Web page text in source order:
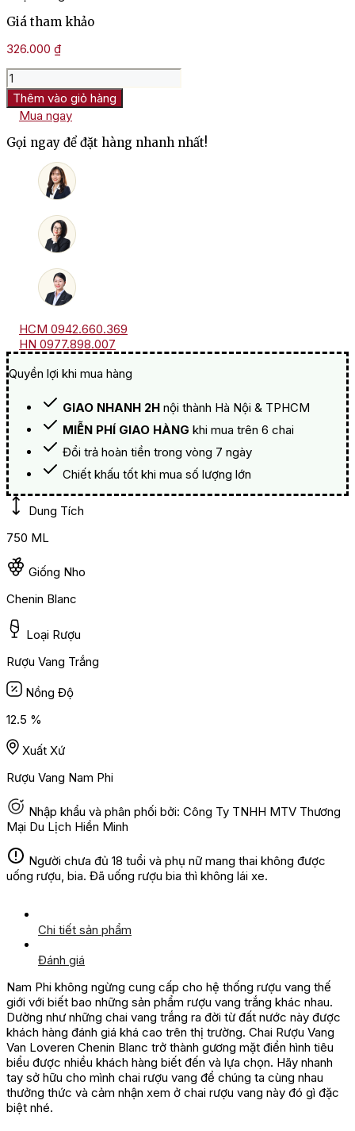
Giá tham khảo
326.000 ₫
Rượu
Vang
Nam
Phi
Van
Loveren
Chenin
Thêm vào giỏ hàng
Mua ngay
Gọi ngay để đặt hàng nhanh nhất!
HCM 0942.660.369
HN 0977.898.007
Quyền lợi khi mua hàng
GIAO NHANH 2H nội thành Hà Nội & TPHCM
MIỄN PHÍ GIAO HÀNG khi mua trên 6 chai
Đổi trả hoàn tiền trong vòng 7 ngày
Chiết khấu tốt khi mua số lượng lớn
Dung Tích
750 ML
Giống Nho
Chenin Blanc
Loại Rượu
Rượu Vang Trắng
Nồng Độ
12.5 %
Xuất Xứ
Rượu Vang Nam Phi
Nhập khẩu và phân phối bởi: Công Ty TNHH MTV Thương
Mại Du Lịch Hiền Minh
Người chưa đủ 18 tuổi và phụ nữ mang thai không được
uống rượu, bia. Đã uống rượu bia thì không lái xe.
Chi tiết sản phẩm
Đánh giá
Nam Phi không ngừng cung cấp cho hệ thống rượu vang thế
giới với biết bao những sản phẩm rượu vang trắng khác nhau.
Dường như những chai vang trắng ra đời từ đất nước này được
khách hàng đánh giá khá cao trên thị trường. Chai Rượu Vang
Van Loveren Chenin Blanc trở thành gương mặt điển hình tiêu
biểu được nhiều khách hàng biết đến và lựa chọn. Hãy nhanh
tay sở hữu cho mình chai rượu vang để chúng ta cùng nhau
thưởng thức và cảm nhận xem ở chai rượu vang này đó gì đặc
biệt nhé.